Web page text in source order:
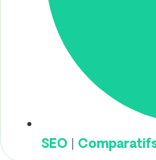
SEO